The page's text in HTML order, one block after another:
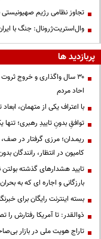
تجاوز نظامی رژیم
وال‌استریت‌ژرونال: جنگ با
پربازدید ها
۳۰ سال واگذاری و خروج
احاد مردم
با اعتراف یکی از متهمان،
توافقِ بدونِ تاییدِ رهبری؛
کامیون در انتظار،
تایید هشدارهای گذشته
بارزگانی و اجاره ای که به
بسته اینترنت رایگان برای
ذوالقدر: تا آمریکا رفتارش
تاراج هویت ملی در بازار